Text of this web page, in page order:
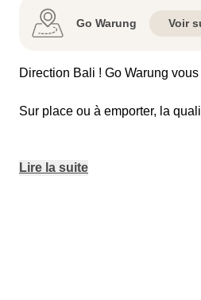
Go Warung Voir
Direction Bali ! Go Warung
Sur place ou à emporter, la
Lire la suite